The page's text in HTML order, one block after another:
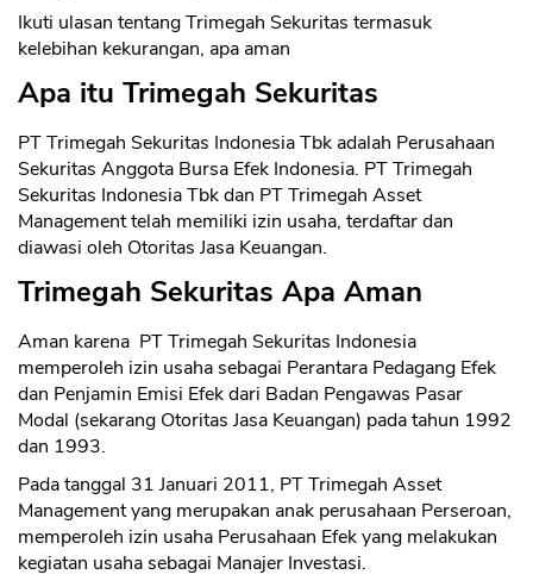
Ikuti ulasan tentang Trimegah Sekuritas termasuk
kelebihan kekurangan, apa aman
Apa itu Trimegah Sekuritas
PT Trimegah Sekuritas Indonesia Tbk adalah Perusahaan
Sekuritas Anggota Bursa Efek Indonesia. PT Trimegah
Sekuritas Indonesia Tbk dan PT Trimegah Asset
Management telah memiliki izin usaha, terdaftar dan
diawasi oleh Otoritas Jasa Keuangan.
Trimegah Sekuritas Apa Aman
Aman karena PT Trimegah Sekuritas Indonesia
memperoleh izin usaha sebagai Perantara Pedagang Efek
dan Penjamin Emisi Efek dari Badan Pengawas Pasar
Modal (sekarang Otoritas Jasa Keuangan) pada tahun 1992
dan 1993.
Pada tanggal 31 Januari 2011, PT Trimegah Asset
Management yang merupakan anak perusahaan Perseroan,
memperoleh izin usaha Perusahaan Efek yang melakukan
kegiatan usaha sebagai Manajer Investasi.